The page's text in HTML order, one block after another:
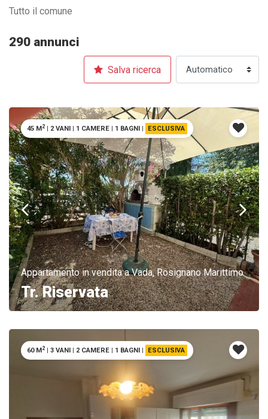
Tutto il comune
290 annunci
Salva ricerca
Appartamento in vendita a Vada, Rosignano Marittimo
Tr. Riservata
45 M2 | 2 VANI | 1 CAMERE | 1 BAGNI | ESCLUSIVA
60 M2 | 3 VANI | 2 CAMERE | 1 BAGNI | ESCLUSIVA